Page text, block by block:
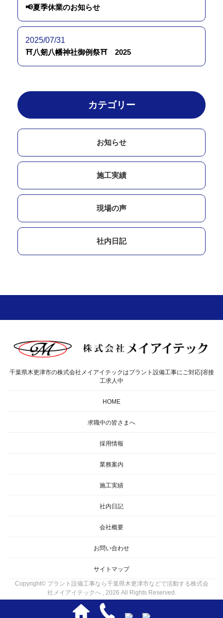
📢夏季休業のお知らせ
2025/07/31
⛩八剱八幡神社御例祭⛩ 2025
カテゴリー
お知らせ
施工実績
現場の声
社内日記
千葉県木更津市の株式会社メイアイテックはプラント設備工事にご対応|溶接
工求人中
HOME
求職中の皆さまへ
採用情報
業務案内
施工実績
社内日記
会社概要
お問い合わせ
サイトマップ
Copyright© プラント設備工事なら千葉県木更津市などで活動する株式会
社メイアイテックへ , 2026 All Rights Reserved.